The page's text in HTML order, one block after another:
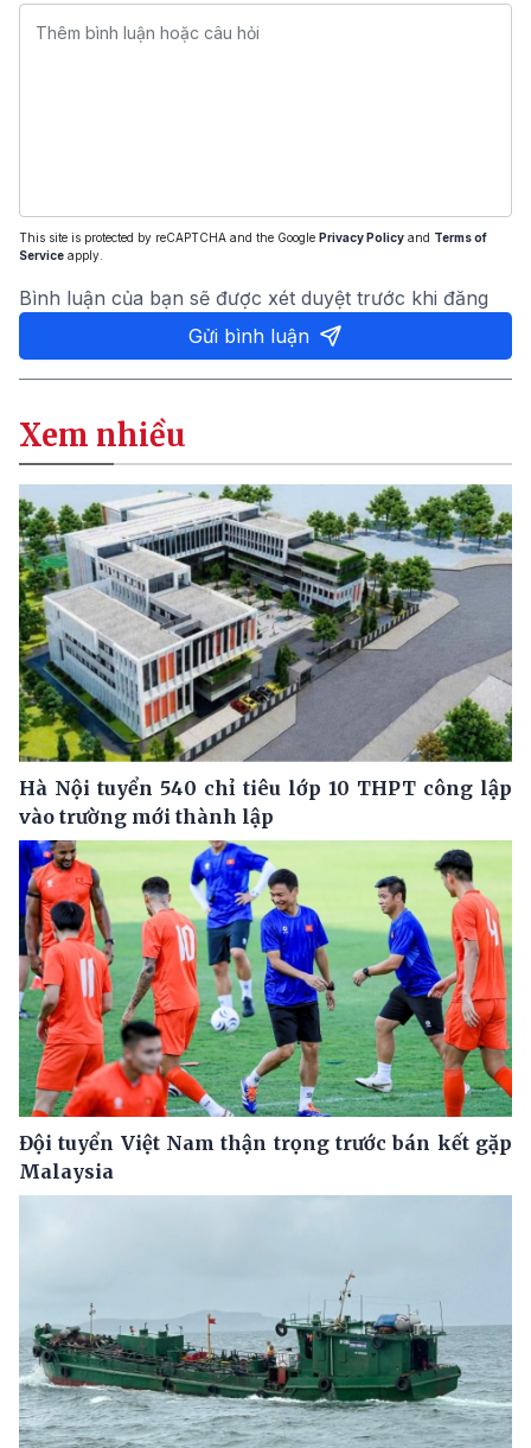
This site is protected by reCAPTCHA and the Google Privacy Policy and Terms of
Service apply.
Bình luận của bạn sẽ được xét duyệt trước khi đăng
Gửi bình luận
Xem nhiều
Hà Nội tuyển 540 chỉ tiêu lớp 10 THPT công lập
vào trường mới thành lập
Đội tuyển Việt Nam thận trọng trước bán kết gặp
Malaysia